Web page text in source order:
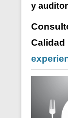
y
Calidad